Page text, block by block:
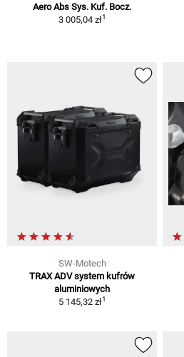
Aero Abs Sys. Kuf. Bocz.
3 005,04 zł1
SW-Motech
TRAX ADV system kufrów
aluminiowych
5 145,32 zł1